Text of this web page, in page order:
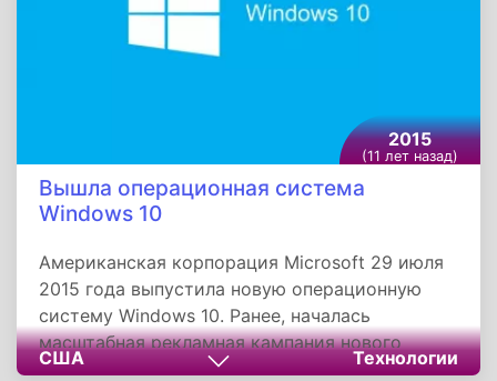
2015
(11 лет назад)
Вышла операционная система
Windows 10
Американская корпорация Microsoft 29 июля
2015 года выпустила новую операционную
систему Windows 10. Ранее, началась
масштабная рекламная кампания нового
продукта под названием «Upgrade Your World»
США Технологии